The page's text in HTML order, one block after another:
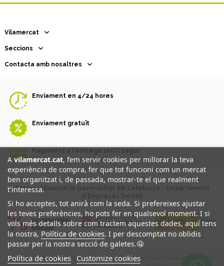
Vilamercat
Seccions
Contacta amb nosaltres
A vilamercat.cat, fem servir cookies per millorar la teva
experiència de compra, fer que tot funcioni com un mercat
ben organitzat i, de passada, mostrar-te el que realment
t'interessa.
Si ho acceptes, tot anirà com la seda. Si prefereixes ajustar
les teves preferències, ho pots fer en qualsevol moment. I si
vols més detalls sobre com tractem aquestes dades, aquí tens
la nostra, Política de cookies. I per descomptat no oblidis
passar per la nostra secció de galetes.🤤
Política de cookies Customize cookies
Enviament en 4/24 hores
Enviament gratuït
Pagament a l'entrega 100% segur
Promou i finança: la Generalitat de Catalunya - Departament
2025 ® vilamercat |Condicions generals d'ús|Condicions generals de venta